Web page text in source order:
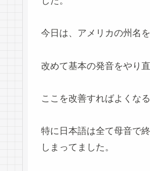
今日は、アメリカの州名
改めて基本の発音をやり
ここを改善すればよくな
特に日本語は全て母音で
しまってました。